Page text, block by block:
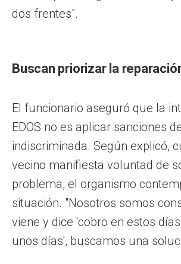
dos frentes".
Buscan priorizar la
El funcionario aseguró que la
EDOS no es aplicar sanciones
indiscriminada. Según explicó,
vecino manifiesta voluntad de
problema, el organismo
situación. "Nosotros somos
viene y dice 'cobro en estos
unos días', buscamos una